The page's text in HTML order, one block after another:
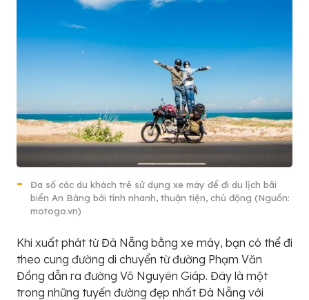
Đa số các du khách trẻ sử dụng xe máy để đi du lịch bãi
biển An Bàng bởi tính nhanh, thuận tiện, chủ động (Nguồn:
motogo.vn)
Khi xuất phát từ Đà Nẵng bằng xe máy, bạn có thể đi
theo cung đường di chuyển từ đường Phạm Văn
Đồng dẫn ra đường Võ Nguyên Giáp. Đây là một
trong những tuyến đường đẹp nhất Đà Nẵng với